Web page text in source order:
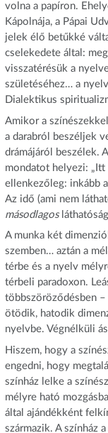
volna a papíron.
Kápolnája, a Pápai
jelek élő betűkké
cselekedete által:
visszatérésük a
születéséhez… a
Dialektikus
Amikor a
a darabról beszéljek
drámájáról beszélek. A
mondatot helyezi: „Itt
ellenkezőleg: inkább
Az idő (ami nem
másodlagos
A munka két
szemben… aztán a
térbe és a nyelv
térbeli paradoxon.
többszöröződésben
ötödik, hatodik
nyelvbe. Végnélküli
Hiszem, hogy a
engedni, hogy
színház lelke a
mélyre ható
által ajándékként
származik. A színház